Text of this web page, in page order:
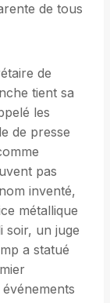
de tous
de
tient sa
les
de presse
pas
inventé,
métallique
soir, un juge
a statué